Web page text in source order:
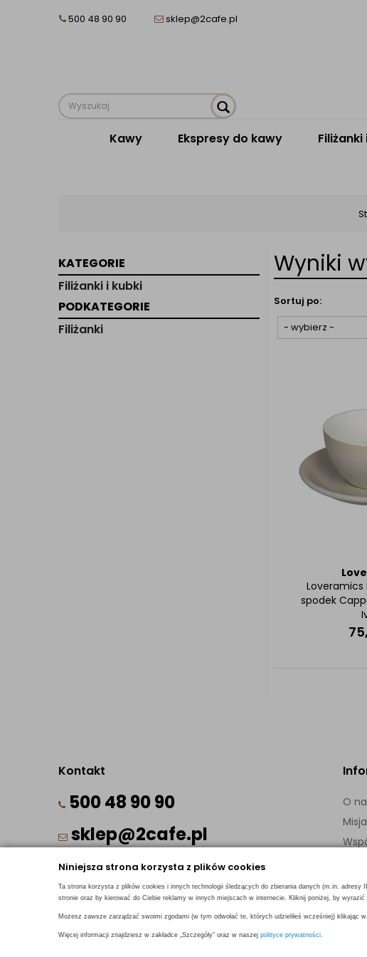
Niniejsza strona korzysta z plików cookies
Ta strona korzysta z plików cookies i innych technologii śledzących do zbierania danych (m.in.
stronie oraz by kierować do Ciebie reklamy w innych miejscach w internecie. Kliknij poniżej, by
Możesz zawsze zarządzać swoimi zgodami (w tym odwołać te, których udzieliłeś wcześniej) klikając
Więcej informacji znajdziesz w zakładce „Szczegóły” oraz w naszej polityce prywatności.
500 48 90 90 sklep@2cafe.pl
Kawy Ekspresy do kawy Filiżanki
KATEGORIE
Filiżanki i kubki
PODKATEGORIE
Filiżanki
Wyniki
Sortuj po:
Loveramics
spodek
Kontakt
500 48 90 90
sklep@2cafe.pl
O
© 20182CAFE- Fresh Roasted Coffee